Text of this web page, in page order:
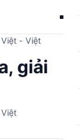
- Việt
giải